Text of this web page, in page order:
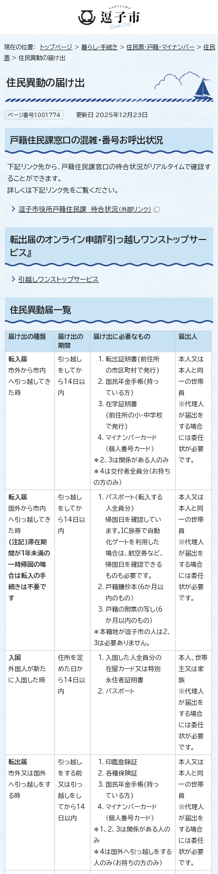
現在の位置： トップページ > 暮らし・手続き > 住民票・戸籍・マイナンバー > 住民
票 > 住民異動の届け出
住民異動の届け出
ページ番号1001774 更新日 2025年12月23日
戸籍住民課窓口の混雑・番号お呼出状況
下記リンク先から、戸籍住民課窓口の待合状況がリアルタイムで確認す
ることができます。
詳しくは下記リンク先をご覧ください。
逗子市役所戸籍住民課 待合状況 （外部リンク）
転出届のオンライン申請『引っ越しワンストップサー
ビス』
引越しワンストップサービス
住民異動届一覧
届け出の種類
届け出の
期間
届け出に必要なもの 届出人
転入届
市外から市内
へ引っ越してき
た時
引っ越し
をしてか
ら14日以
内
転出証明書(前住所
の市区町村で発行)
国民年金手帳(持っ
ている方)
在学証明書
(前住所の小・中学校
で発行)
マイナンバーカード
（個人番号カード）
＊2、3は関係がある人のみ
＊4は交付者全員分（お持ち
の方のみ）
本人又は
本人と同
一の世帯
員
※代理人
が届出を
する場合
には委任
状が必要
です。
転入届
国外から市内
へ引っ越してき
た時
(注記)滞在期
間が1年未満の
一時帰国の場
合は転入の手
続きは不要で
す
引っ越し
をしてか
ら14日以
内
パスポート(転入する
人全員分)
帰国日を確認してい
ます。IC旅券で自動
化ゲートを利用した
場合は、航空券など、
帰国日を確認できる
ものも必要です。
戸籍謄抄本（6か月以
内のもの）
戸籍の附票の写し（6
か月以内のもの）
＊本籍地が逗子市の人は2、
3は必要ありません。
本人又は
本人と同
一の世帯
員
※代理人
が届出を
する場合
には委任
状が必要
です。
入国
外国人が新た
に入国した時
住所を定
めた日か
ら14日以
内
入国した人全員分の
在留カード又は特別
永住者証明書
パスポート
本人、世帯
主又は家
族
※代理人
が届出を
する場合
には委任
状が必要
です。
転出届
市外又は国外
へ引っ越しをす
る時
引っ越し
をする前
又は引っ
越しをし
てから14
日以内
印鑑登録証
各種保険証
国民年金手帳(持っ
ている方)
マイナンバーカード
（個人番号カード）
＊1、2、3は関係がある人の
み
＊4は国外へ引っ越しをする
人のみ（お持ちの方のみ）
本人又は
本人と同
一の世帯
員
※代理人
が届出を
する場合
には委任
状が必要
です。